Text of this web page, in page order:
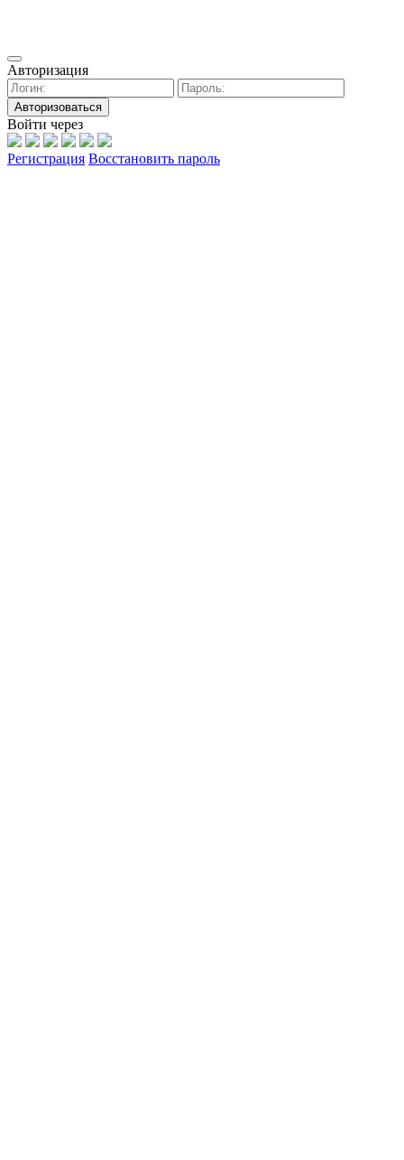
Авторизация
Авторизоваться
Войти через
Регистрация Восстановить пароль